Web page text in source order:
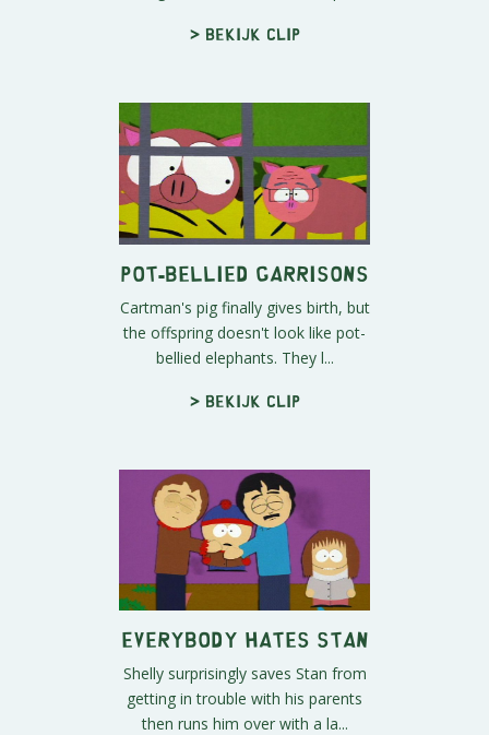
> Bekijk clip
Pot-bellied Garrisons
Cartman's pig finally gives birth, but
the offspring doesn't look like pot-
bellied elephants. They l...
> Bekijk clip
Everybody Hates Stan
Shelly surprisingly saves Stan from
getting in trouble with his parents
then runs him over with a la...